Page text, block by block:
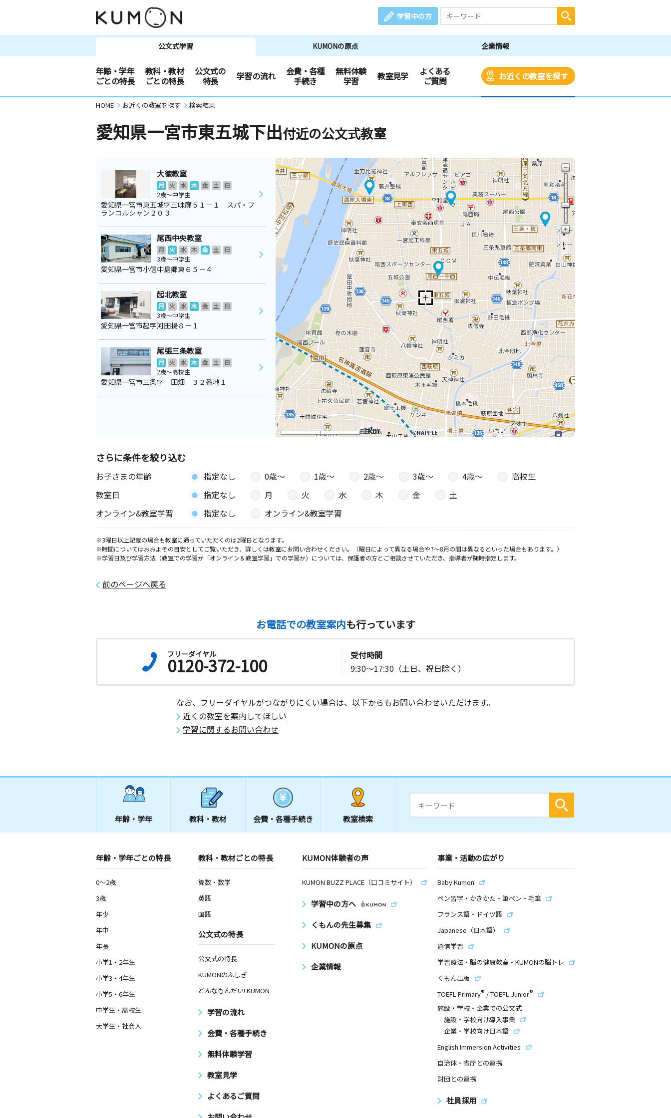
学習中の方
公文式学習 KUMONの原点 企業情報
年齢・学年
ごとの特長
教科・教材
ごとの特長
公文式の
特長
学習の流れ
会費・各種
手続き
無料体験
学習
教室見学
よくある
ご質問
お近くの教室を探す
HOME お近くの教室を探す 検索結果
愛知県一宮市東五城下出付近の公文式教室
1km
大徳教室
月 火 水 木 金 土
日
2歳～中学生
愛知県一宮市東五城字三味廓５１－１ スパ・フ
ランコルシャン２０３
尾西中央教室
月 火 水 木 金 土
日
3歳～中学生
愛知県一宮市小信中島郷東６５－４
起北教室
月 火 水 木 金 土
日
3歳～中学生
愛知県一宮市起字河田揚８－１
尾張三条教室
月 火 水 木 金 土
日
2歳～高校生
愛知県一宮市三条字 田畑 ３２番地１
さらに条件を絞り込む
お子さまの年齢 指定なし 0歳〜 1歳〜 2歳〜 3歳〜 4歳〜
高校生
教室日
指定なし 月 火 水 木 金
土
オンライン&教室学習
指定なし オンライン&教室学習
※3曜日以上記載の場合も教室に通っていただくのは2曜日となります。
※時間についてはおおよその目安としてご覧いただき、詳しくは教室にお問い合わせください。（曜日によって異なる場合や7～8月の間は異なるといった場合もあります。）
※学習日及び学習方法（教室での学習か「オンライン＆教室学習」での学習か）については、保護者の方とご相談させていただき、指導者が随時指定します。
前のページへ戻る
お電話での教室案内も行っています
フリーダイヤル
0120-372-100
受付時間
9:30～17:30（土日、祝日除く）
なお、フリーダイヤルがつながりにくい場合は、以下からもお問い合わせいただけます。
近くの教室を案内してほしい
学習に関するお問い合わせ
年齢・学年 教科・教材 会費・ 各種手続き 教室検索
年齢・学年ごとの特長
0～2歳
3歳
年少
年中
年長
小学1・2年生
小学3・4年生
小学5・6年生
中学生・高校生
大学生・社会人
教科・教材ごとの特長
算数・数学
英語
国語
公文式の特長
公文式の特長
KUMONのふしぎ
どんなもんだい! KUMON
学習の流れ
会費・各種手続き
無料体験学習
教室見学
よくあるご質問
KUMON体験者の声
KUMON BUZZ PLACE（口コミサイト）
学習中の方へ
くもんの先生募集
KUMONの原点
企業情報
事業・活動の広がり
Baby Kumon
ペン習字・かきかた・筆ペン・毛筆
フランス語・ドイツ語
Japanese（日本語）
通信学習
学習療法・脳の健康教室・KUMONの脳トレ
くもん出版
TOEFL Primary® /TOEFL Junior®
施設・学校・企業での公文式
施設・学校向け導入事業
企業・学校向け日本語
English Immersion Activities
自治体・省庁との連携
財団との連携
社員採用